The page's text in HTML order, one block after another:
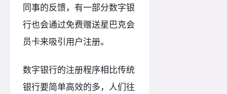
同事的反馈，有一部分数字银
行也会通过免费赠送星巴克会
员卡来吸引用户注册。
数字银行的注册程序相比传统
银行要简单高效的多，人们往